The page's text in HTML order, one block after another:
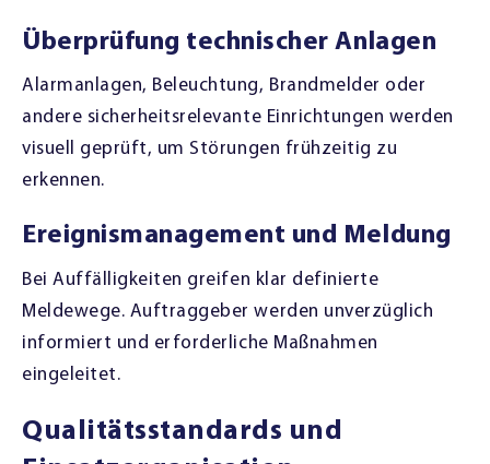
Überprüfung technischer Anlagen
Alarmanlagen, Beleuchtung, Brandmelder oder
andere sicherheitsrelevante Einrichtungen werden
visuell geprüft, um Störungen frühzeitig zu
erkennen.
Ereignismanagement und Meldung
Bei Auffälligkeiten greifen klar definierte
Meldewege. Auftraggeber werden unverzüglich
informiert und erforderliche Maßnahmen
eingeleitet.
Qualitätsstandards und